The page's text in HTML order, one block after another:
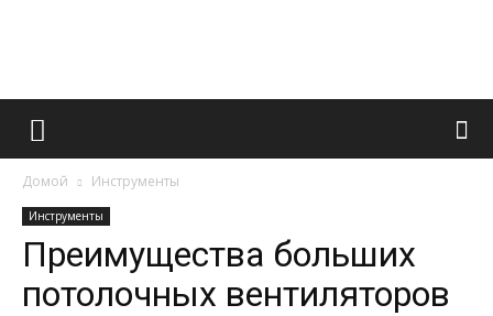
Французский
и
Домой Инструменты
Инструменты
Преимущества больших
потолочных вентиляторов